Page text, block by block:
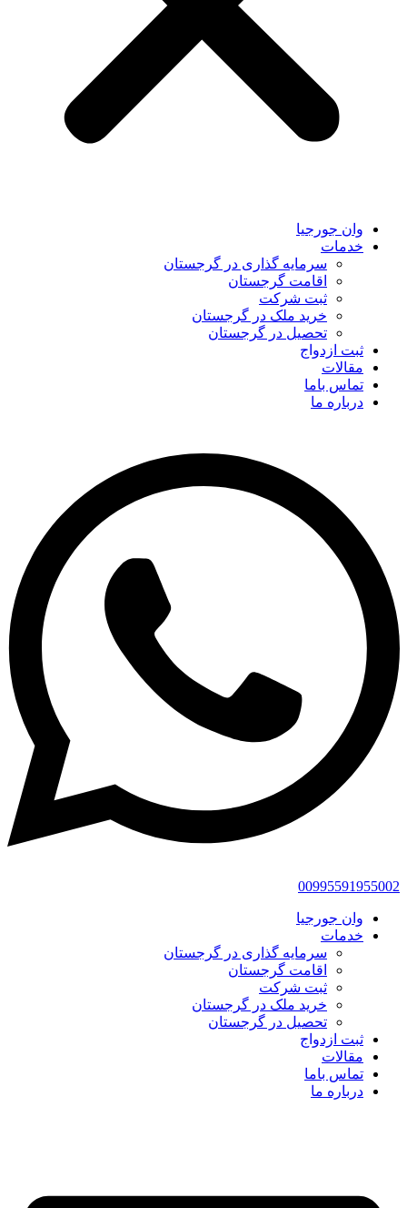
وان جورجیا
خدمات
سرمایه گذاری در گرجستان
اقامت گرجستان
ثبت شرکت
خرید ملک در گرجستان
تحصیل در گرجستان
ثبت ازدواج
مقالات
تماس باما
درباره ما
00995591955002
وان جورجیا
خدمات
سرمایه گذاری در گرجستان
اقامت گرجستان
ثبت شرکت
خرید ملک در گرجستان
تحصیل در گرجستان
ثبت ازدواج
مقالات
تماس باما
درباره ما